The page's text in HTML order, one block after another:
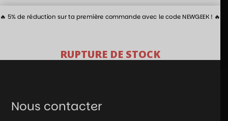
🔥 5% de réduction sur ta première commande avec le code NEWGEEK ! 🔥
RUPTURE DE STOCK
Nous contacter